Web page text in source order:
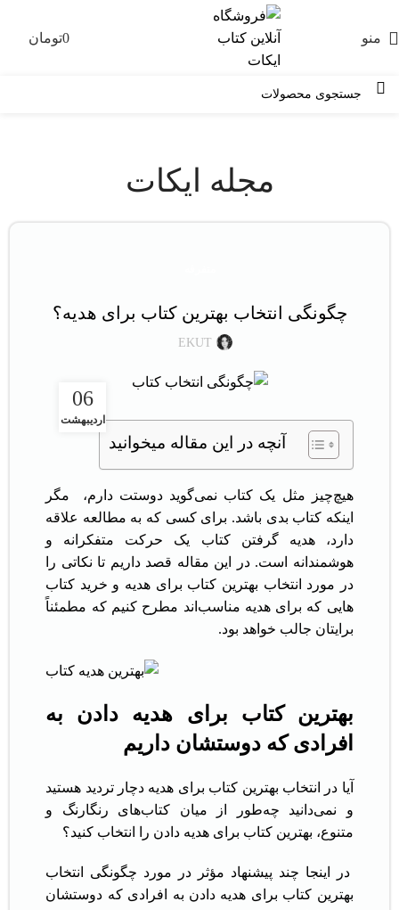
منو 0تومان
مجله ایکات
چگونگی انتخاب بهترین کتاب برای هدیه؟
EKUT
06
اردیبهشت
آنچه در این مقاله میخوانید
هیچ‌چیز مثل یک کتاب نمی‌گوید دوستت دارم، مگر
اینکه کتاب بدی باشد. برای کسی که به مطالعه علاقه
دارد، هدیه گرفتن کتاب یک حرکت متفکرانه و
هوشمندانه است. در این مقاله قصد داریم تا نکاتی را
در مورد انتخاب بهترین کتاب برای هدیه و خرید کتاب
هایی که برای هدیه مناسب‌اند مطرح کنیم که مطمئناً
برایتان جالب خواهد بود.
بهترین کتاب برای هدیه دادن به
افرادی که دوستشان داریم
آیا در انتخاب بهترین کتاب برای هدیه دچار تردید هستید
و نمی‌دانید چه‌طور از میان کتاب‌های رنگارنگ و
متنوع، بهترین کتاب برای هدیه دادن را انتخاب کنید؟
در اینجا چند پیشنهاد مؤثر در مورد چگونگی انتخاب
بهترین کتاب برای هدیه دادن به افرادی که دوستشان